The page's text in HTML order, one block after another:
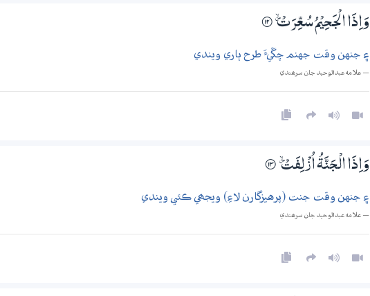
وَاِذَا الْجَــحِيْمُ سُعِّرَتْ ۽ ۝12
۽ جنهن وقت جهنم چڱيءَ طرح ٻاري ويندي
— علامه عبدالوحيد جان سرھندي
وَاِذَا الْـجَنَّةُ اُزْلِفَتْ ۽ ۝13
۽ جنهن وقت جنت (پرهيزگارن لاءِ) ويجھي ڪئي ويندي
— علامه عبدالوحيد جان سرھندي